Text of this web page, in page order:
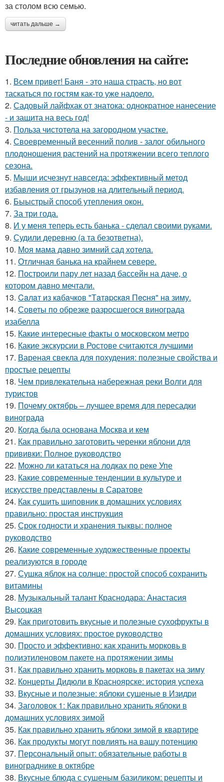
за столом всю семью.
читать дальше →
Последние обновления на сайте:
1. Всем привет! Баня - это наша страсть, но вот
таскаться по гостям как-то уже надоело.
2. Садовый лайфхак от знатока: однократное нанесение
- и защита на весь год!
3. Польза чистотела на загородном участке.
4. Своевременный весенний полив - залог обильного
плодоношения растений на протяжении всего теплого
сезона.
5. Мыши исчезнут навсегда: эффективный метод
избавления от грызунов на длительный период.
6. Быыстрый способ утепления окон.
7. За три года.
8. И у меня теперь есть банька - сделал своими руками.
9. Судили деревню (а та безответна).
10. Моя мама давно зимний сад хотела.
11. Отличная банька на крайнем севере.
12. Построили пару лет назад бассейн на даче, о
котором давно мечтали.
13. Caлaт из кaбaчкoв "Тaтapcкaя Пecня" нa зиму.
14. Советы по обрезке разросшегося винограда
изабелла
15. Какие интересные факты о московском метро
16. Какие экскурсии в Ростове считаются лучшими
17. Вареная свекла для похудения: полезные свойства и
простые рецепты
18. Чем привлекательна набережная реки Волги для
туристов
19. Почему октябрь – лучшее время для пересадки
винограда
20. Когда была основана Москва и кем
21. Как правильно заготовить черенки яблони для
прививки: Полное руководство
22. Можно ли кататься на лодках по реке Упе
23. Какие современные тенденции в культуре и
искусстве представлены в Саратове
24. Как сушить шиповник в домашних условиях
правильно: простая инструкция
25. Срок годности и хранения тыквы: полное
руководство
26. Какие современные художественные проекты
реализуются в городе
27. Сушка яблок на солнце: простой способ сохранить
витамины
28. Музыкальный талант Краснодара: Анастасия
Высоцкая
29. Как приготовить вкусные и полезные сухофрукты в
домашних условиях: простое руководство
30. Просто и эффективно: как хранить морковь в
полиэтиленовом пакете на протяжении зимы
31. Как правильно хранить морковь в пакетах на зиму
32. Концерты Дидюли в Красноярске: история успеха
33. Вкусные и полезные: яблоки сушеные в Изидри
34. Заголовок 1: Как правильно хранить яблоки в
домашних условиях зимой
35. Как правильно хранить яблоки зимой в квартире
36. Как продукты могут повлиять на вашу потенцию
37. Персональный опыт: обязательные работы в
винограднике в октябре
38. Вкусные блюда с сушеным базиликом: рецепты и